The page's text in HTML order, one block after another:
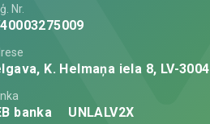
Nr.
K. Helmaņa iela 8, LV-3004
banka
UNLALV2X